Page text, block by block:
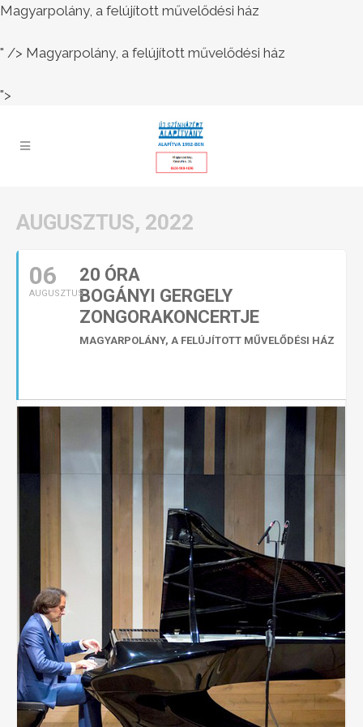
Magyarpolány, a felújított művelődési ház
" /> Magyarpolány, a felújított művelődési ház
">
AUGUSZTUS, 2022
06
AUGUSZTUS
20 ÓRA
BOGÁNYI GERGELY
ZONGORAKONCERTJE
MAGYARPOLÁNY, A FELÚJÍTOTT MŰVELŐDÉSI HÁZ